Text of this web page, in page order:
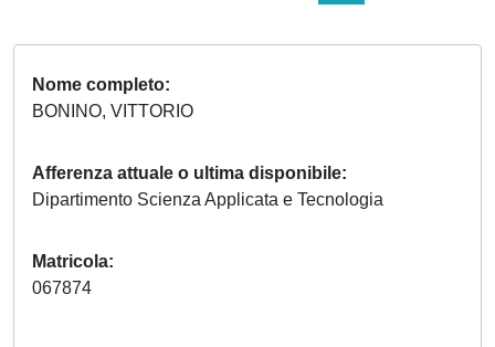
Nome completo
BONINO, VITTORIO
Afferenza attuale o ultima disponibile
Dipartimento Scienza Applicata e Tecnologia
Matricola
067874